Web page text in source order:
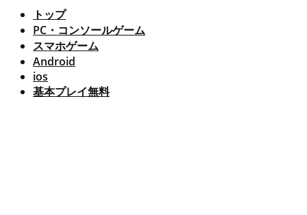
トップ
PC・コンソールゲーム
スマホゲーム
Android
ios
基本プレイ無料